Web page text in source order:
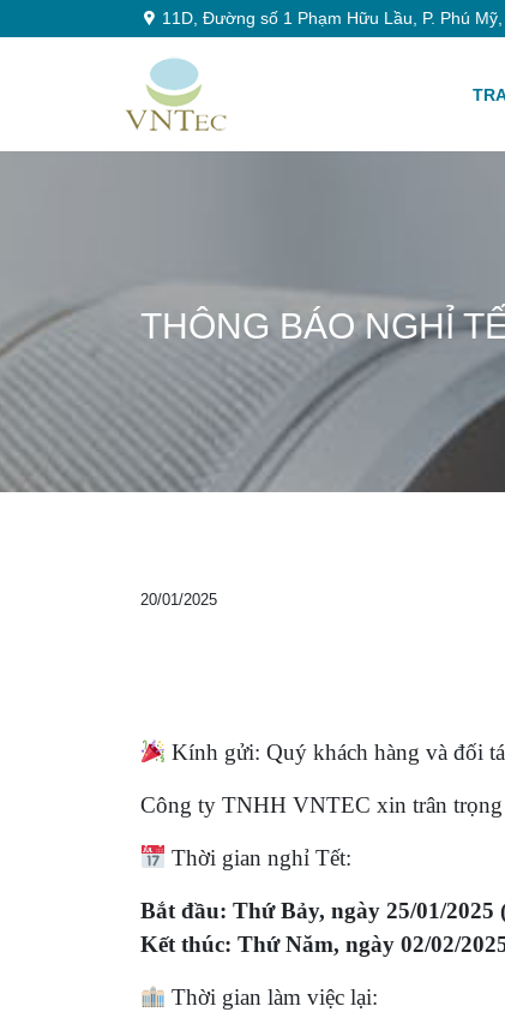
11D, Đường số 1 Phạm Hữu Lầu, P. Phú
THÔNG BÁO NGHỈ
20/01/2025
Kính gửi: Quý khách hàng và đối
Công ty TNHH VNTEC xin trân
Thời gian nghỉ Tết:
Bắt đầu: Thứ Bảy, ngày 25/01/2025
Kết thúc: Thứ Năm, ngày 02/02/
Thời gian làm việc lại: